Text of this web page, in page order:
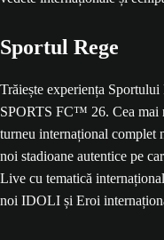
Sportul Rege
Trăiește experiența
SPORTS FC™ 26. Cea mai
turneu internațional complet
noi stadioane autentice pe
Live cu tematică
noi IDOLI și Eroi